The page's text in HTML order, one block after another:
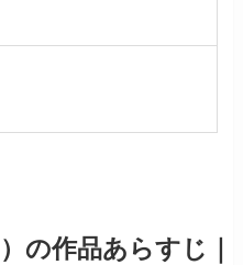
の作品あらすじ｜